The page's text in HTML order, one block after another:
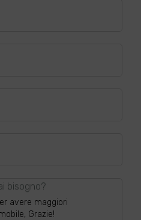
bisogno?